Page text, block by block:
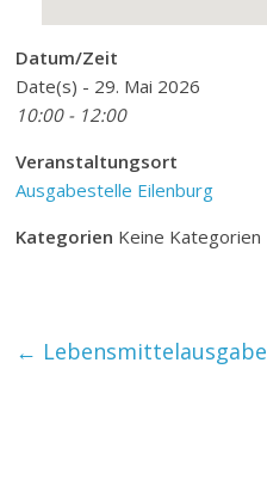
Datum/Zeit
Date(s) - 29. Mai 2026
10:00 - 12:00
Veranstaltungsort
Ausgabestelle Eilenburg
Kategorien Keine Kategorien
← Lebensmittelausgabe